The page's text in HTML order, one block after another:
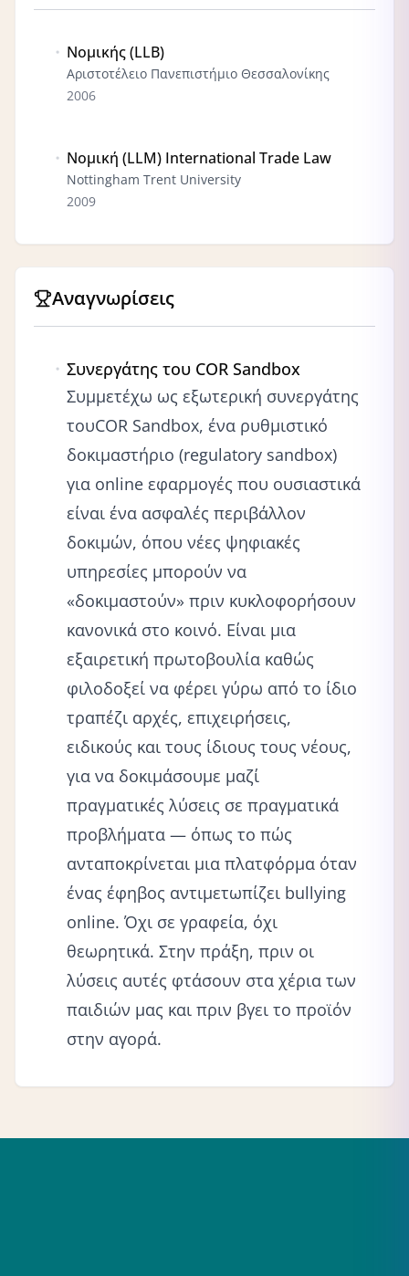
Νομικής (LLB)
Αριστοτέλειο Πανεπιστήμιο Θεσσαλονίκης
2006
Νομική (LLM) International Trade Law
Nottingham Trent University
2009
Αναγνωρίσεις
Συνεργάτης του COR Sandbox
Συμμετέχω ως εξωτερική συνεργάτης
τουCOR Sandbox, ένα ρυθμιστικό
δοκιμαστήριο (regulatory sandbox)
για online εφαρμογές που ουσιαστικά
είναι ένα ασφαλές περιβάλλον
δοκιμών, όπου νέες ψηφιακές
υπηρεσίες μπορούν να
«δοκιμαστούν» πριν κυκλοφορήσουν
κανονικά στο κοινό. Είναι μια
εξαιρετική πρωτοβουλία καθώς
φιλοδοξεί να φέρει γύρω από το ίδιο
τραπέζι αρχές, επιχειρήσεις,
ειδικούς και τους ίδιους τους νέους,
για να δοκιμάσουμε μαζί
πραγματικές λύσεις σε πραγματικά
προβλήματα — όπως το πώς
ανταποκρίνεται μια πλατφόρμα όταν
ένας έφηβος αντιμετωπίζει bullying
online. Όχι σε γραφεία, όχι
θεωρητικά. Στην πράξη, πριν οι
λύσεις αυτές φτάσουν στα χέρια των
παιδιών μας και πριν βγει το προϊόν
στην αγορά.